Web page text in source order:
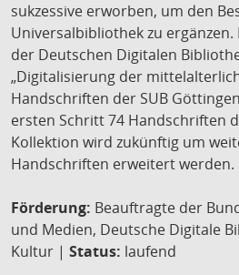
sukzessive erworben, um den
Universalbibliothek zu ergänzen.
der Deutschen Digitalen
„Digitalisierung der
Handschriften der SUB
ersten Schritt 74 Handschriften
Kollektion wird zukünftig um
Handschriften erweitert werden.
Förderung: Beauftragte der
und Medien, Deutsche Digitale
Kultur | Status: laufend